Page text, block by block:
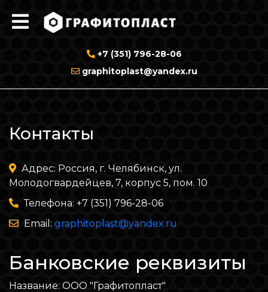
+7 (351) 796-28-06
graphitoplast@yandex.ru
Контакты
Адрес: Россия, г. Челябинск, ул.
Молодогвардейцев, 7, корпус 5, пом. 10
Телефона: +7 (351) 796-28-06
Email: graphitoplast@yandex.ru
Банковские реквизиты
Название: ООО "Графитопласт"